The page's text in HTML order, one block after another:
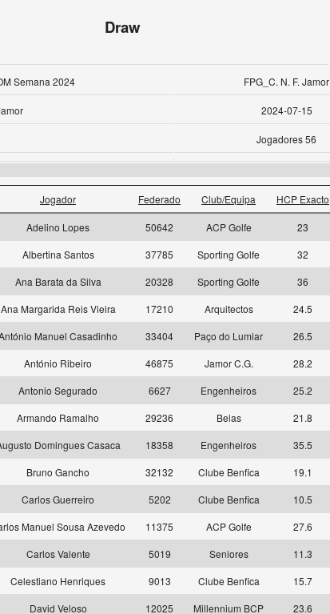
Draw
Semana 2024 FPG_C. N. F. Jamor
2024-07-15
Jogadores 56
Jogador Federado Club/Equipa HCP Exacto
Adelino Lopes 50642 ACP Golfe 23
Albertina Santos 37785 Sporting Golfe 32
Ana Barata da Silva 20328 Sporting Golfe 36
Ana Margarida Reis Vieira 17210 Arquitectos 24.5
Manuel Casadinho 33404 Paço do Lumiar 26.5
António Ribeiro 46875 Jamor C.G. 28.2
Antonio Segurado 6627 Engenheiros 25.2
Armando Ramalho 29236 Belas 21.8
Domingues Casaca 18358 Engenheiros 35.5
Bruno Gancho 32132 Clube Benfica 19.1
Carlos Guerreiro 5202 Clube Benfica 10.5
Manuel Sousa Azevedo 11375 ACP Golfe 27.6
Carlos Valente 5019 Seniores 11.3
Celestiano Henriques 9013 Clube Benfica 15.7
David Veloso 12025 Millennium BCP 23.6